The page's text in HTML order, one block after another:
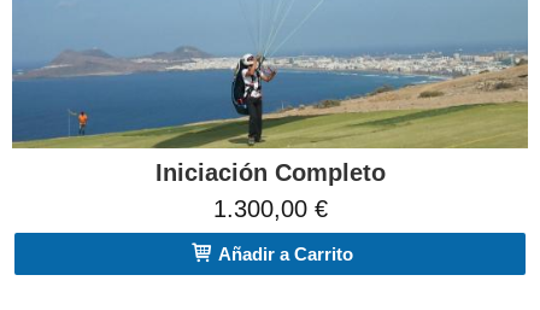
Iniciación Completo
1.300,00 €
Añadir a Carrito